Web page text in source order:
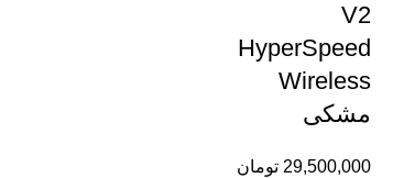
V2
HyperSpeed
Wireless
مشکی
29,500,000 تومان